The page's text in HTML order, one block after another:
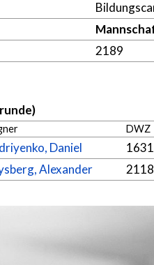
2189
DWZ
Daniel 1631
Alexander 2118